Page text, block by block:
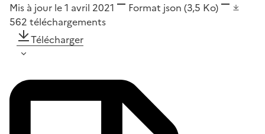
Mis à jour le 1 avril 2021 Format json (3,5 Ko)
562 téléchargements
Télécharger